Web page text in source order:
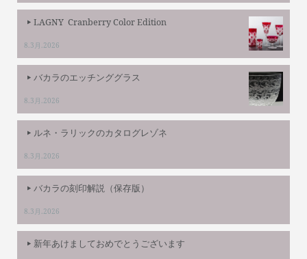
LAGNY Cranberry Color Edition
8.3月.2026
バカラのエッチンググラス
8.3月.2026
ルネ・ラリックのカタログレゾネ
8.3月.2026
バカラの刻印解説（保存版）
8.3月.2026
新年あけましておめでとうございます